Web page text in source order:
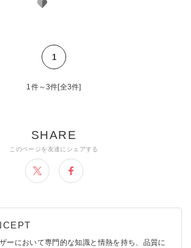
1
1件～3件[全3件]
ーにおいて専門的な知識と情熱を持ち、品質に